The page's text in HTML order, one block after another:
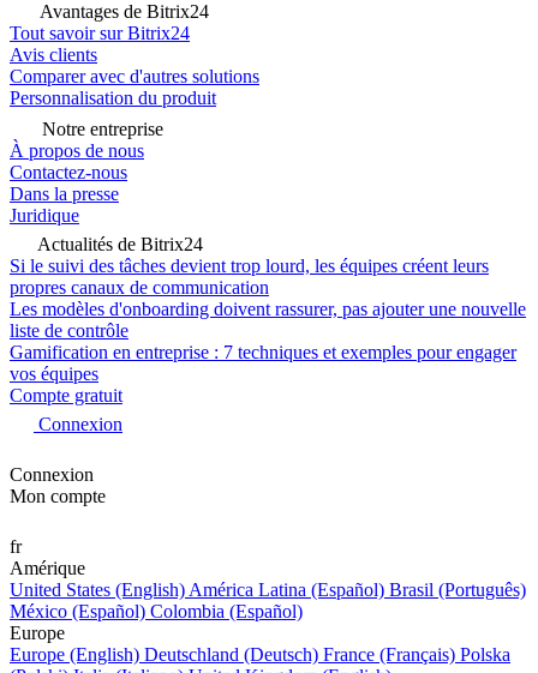
Avantages de Bitrix24
Tout savoir sur Bitrix24
Avis clients
Comparer avec d'autres solutions
Personnalisation du produit
Notre entreprise
À propos de nous
Contactez-nous
Dans la presse
Juridique
Actualités de Bitrix24
Si le suivi des tâches devient trop lourd, les équipes créent leurs
propres canaux de communication
Les modèles d'onboarding doivent rassurer, pas ajouter une nouvelle
liste de contrôle
Gamification en entreprise : 7 techniques et exemples pour engager
vos équipes
Compte gratuit
Connexion
Connexion
Mon compte
fr
Amérique
United States (English) América Latina (Español) Brasil (Português)
México (Español) Colombia (Español)
Europe
Europe (English) Deutschland (Deutsch) France (Français) Polska